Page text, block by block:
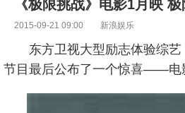
《极限挑战》电影1月映
2015-09-21 09:00 新浪娱乐
东方卫视大型励志体验综
节目最后公布了一个惊喜——电